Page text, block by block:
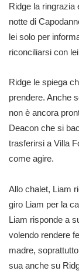
Ridge la ringrazia
notte di
lei solo per
riconciliarsi con
Ridge le spiega
prendere. Anche
non è ancora
Deacon che si
trasferirsi a Villa
come agire.
Allo chalet, Liam
giro Liam per la
Liam risponde a
volendo rendere
madre,
sua anche su